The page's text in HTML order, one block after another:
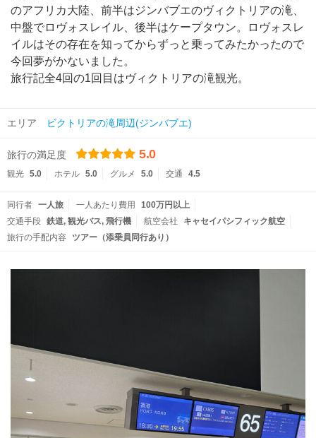
のアフリカ大陸、前半はジンバブエのヴィクトリアの滝、
中盤でロヴォスレイル、後半はケープタウン。ロヴォスレ
イルはその存在を知ってからずっと乗ってみたかったので
今回夢がかないました。
旅行記全4回の1回目はヴィクトリアの滝観光。
エリア ビクトリアの滝周辺(ジンバブエ)
旅行の満足度 5.0
観光 5.0 ホテル 5.0 グルメ 5.0 交通 4.5
同行者 一人旅 一人あたり費用
100万円以上
交通手段 鉄道 観光バス 飛行機 航空会社
キャセイパシフィック航空
旅行の手配内容
ツアー（添乗員同行あり）